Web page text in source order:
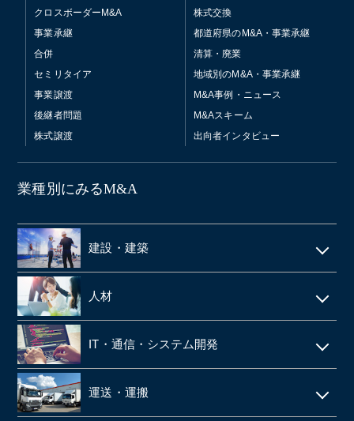
クロスボーダーM&A
事業承継
合併
セミリタイア
事業譲渡
後継者問題
株式譲渡
株式交換
都道府県のM&A・事業承継
清算・廃業
地域別のM&A・事業承継
M&A事例・ニュース
M&Aスキーム
出向者インタビュー
業種別にみるM&A
建設・建築
電気工事・管工事
建設・土木
空調設備工事
仮設足場工事・足場施工
人材
人材派遣
SES
シェアードサービス
IT・通信・システム開発
IT
運送・運搬